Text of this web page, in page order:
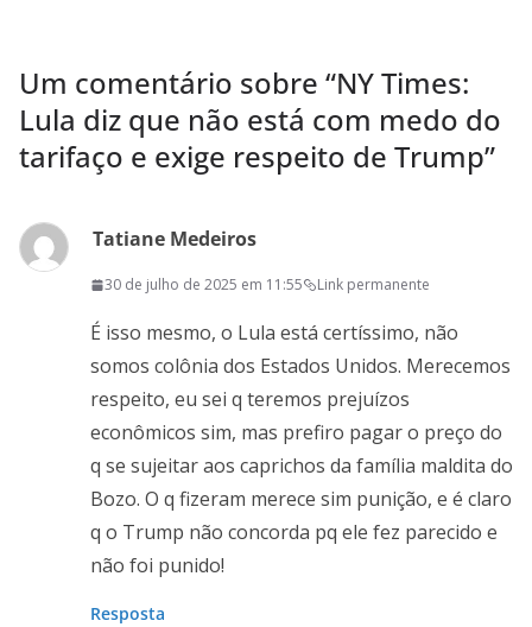
Um comentário sobre “NY Times:
Lula diz que não está com medo do
tarifaço e exige respeito de Trump”
Tatiane Medeiros
30 de julho de 2025 em 11:55 Link permanente
É isso mesmo, o Lula está certíssimo, não
somos colônia dos Estados Unidos. Merecemos
respeito, eu sei q teremos prejuízos
econômicos sim, mas prefiro pagar o preço do
q se sujeitar aos caprichos da família maldita do
Bozo. O q fizeram merece sim punição, e é claro
q o Trump não concorda pq ele fez parecido e
não foi punido!
Resposta